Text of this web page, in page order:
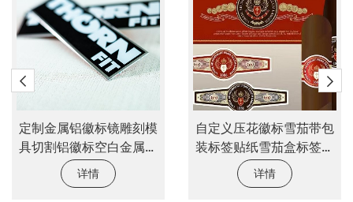
自定义压花徽标雪茄带包
装标签贴纸雪茄盒标签标
签贴纸
详情
户外紫外线防装饰徽标徽
标定制汽车乙烯基PVC转
移贴花车窗乙烯基贴纸
详情